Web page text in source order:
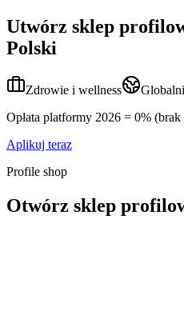
Utwórz sklep
Polski
Zdrowie i wellness
Opłata platformy 2026 = 0%
Aplikuj teraz
Profile shop
Otwórz sklep